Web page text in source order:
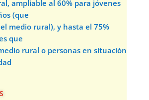
ampliable al 60% para jóvenes
(que
medio rural), y hasta el 75%
que
rural o personas en situación